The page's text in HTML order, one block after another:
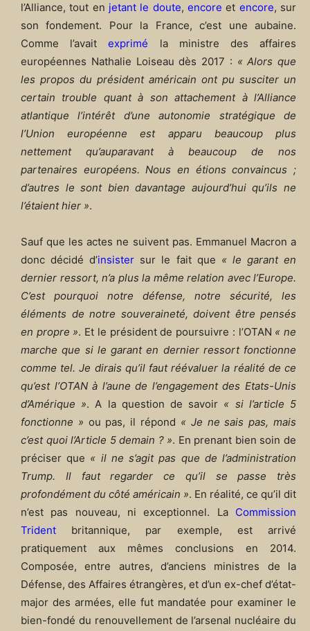
l’Alliance, tout en jetant le doute,encore et encore, sur
son fondement. Pour la France, c’est une aubaine.
Comme l’avaitexprimé la ministre des affaires
européennes Nathalie Loiseau dès 2017 : « Alors que
les propos du président américain ont pu susciter un
certain trouble quant à son attachement à l’Alliance
atlantique l’intérêt d’une autonomie stratégique de
l’Union européenne est apparu beaucoup plus
nettement qu’auparavant à beaucoup de nos
partenaires européens. Nous en étions convaincus ;
d’autres le sont bien davantage aujourd’hui qu’ils ne
l’étaient hier ».
Sauf que les actes ne suivent pas. Emmanuel Macron a
donc décidé d’insister sur le fait que « le garant en
dernier ressort, n’a plus la même relation avec l’Europe.
C’est pourquoi notre défense, notre sécurité, les
éléments de notre souveraineté, doivent être pensés
en propre ». Et le président de poursuivre : l’OTAN « ne
marche que si le garant en dernier ressort fonctionne
comme tel. Je dirais qu’il faut réévaluer la réalité de ce
qu’est l’OTAN à l’aune de l’engagement des Etats-Unis
d’Amérique ». A la question de savoir « si l’article 5
fonctionne » ou pas, il répond « Je ne sais pas, mais
c’est quoi l’Article 5 demain ? ». En prenant bien soin de
préciser que « il ne s’agit pas que de l’administration
Trump. Il faut regarder ce qu’il se passe très
profondément du côté américain ». En réalité, ce qu’il dit
n’est pas nouveau, ni exceptionnel. La Commission
Trident britannique, par exemple, est arrivé
pratiquement aux mêmes conclusions en 2014.
Composée, entre autres, d’anciens ministres de la
Défense, des Affaires étrangères, et d’un ex-chef d’état-
major des armées, elle fut mandatée pour examiner le
bien-fondé du renouvellement de l’arsenal nucléaire du